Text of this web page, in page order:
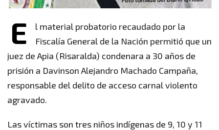
E
l material probatorio recaudado por la
Fiscalía General de la Nación permitió que un
juez de Apia (Risaralda) condenara a 30 años de
prisión a Davinson Alejandro Machado Campaña,
responsable del delito de acceso carnal violento
agravado.
Las víctimas son tres niños indígenas de 9, 10 y 11